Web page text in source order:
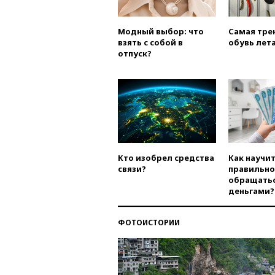
Модный выбор: что
взять с собой в
отпуск?
Самая
обувь
Кто изобрел средства
связи?
Как
правильно
деньгами?
ФОТОИСТОРИИ